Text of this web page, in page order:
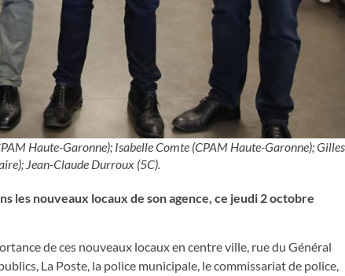
Haute-Garonne); Isabelle Comte (CPAM Haute-Garonne); Gilles
Jean-Claude Durroux (5C).
les nouveaux locaux de son agence, ce jeudi 2 octobre
de ces nouveaux locaux en centre ville, rue du Général
La Poste, la police municipale, le commissariat de police,